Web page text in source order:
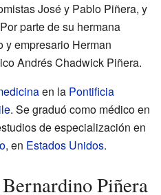
José y Pablo Piñera, y
parte de su hermana
y empresario Herman
Andrés Chadwick Piñera.
en la Pontificia
. Se graduó como médico en
de especialización en
, en Estados Unidos.
Piñera